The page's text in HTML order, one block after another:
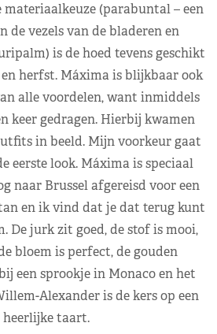
materiaalkeuze (parabuntal – een
de vezels van de bladeren en
is de hoed tevens geschikt
herfst. Máxima is blijkbaar ook
alle voordelen, want inmiddels
keer gedragen. Hierbij kwamen
in beeld. Mijn voorkeur gaat
eerste look. Máxima is speciaal
naar Brussel afgereisd voor een
en ik vind dat je dat terug kunt
De jurk zit goed, de stof is mooi,
bloem is perfect, de gouden
een sprookje in Monaco en het
Alexander is de kers op een
heerlijke taart.